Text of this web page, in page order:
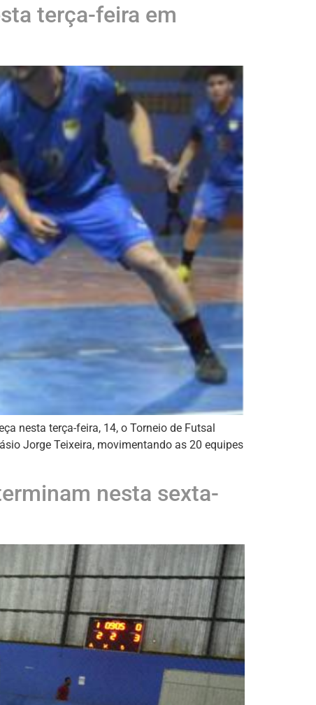
terça-feira em
nesta terça-feira, 14, o Torneio de Futsal
Jorge Teixeira, movimentando as 20 equipes
nesta sexta-